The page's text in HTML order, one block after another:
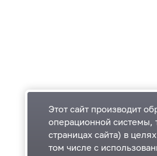
Одинцовский городской
области
Этот сайт производит
операционной системы,
страницах сайта) в
том числе с